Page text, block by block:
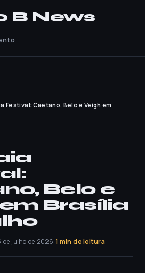
B News
Festival: Caetano, Belo e Veigh em
Belo e
Brasília
de julho de 2026·1 min de leitura